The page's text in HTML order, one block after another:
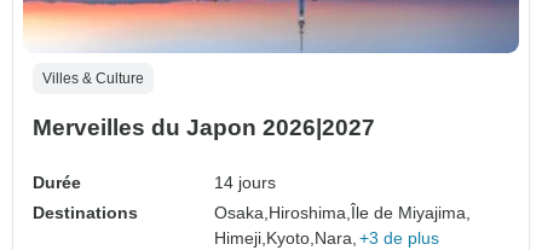
Villes & Culture
Merveilles du Japon 2026|2027
Durée
14 jours
Destinations
Osaka,Hiroshima,Île de Miyajima,
Himeji,Kyoto,Nara, +3 de plus